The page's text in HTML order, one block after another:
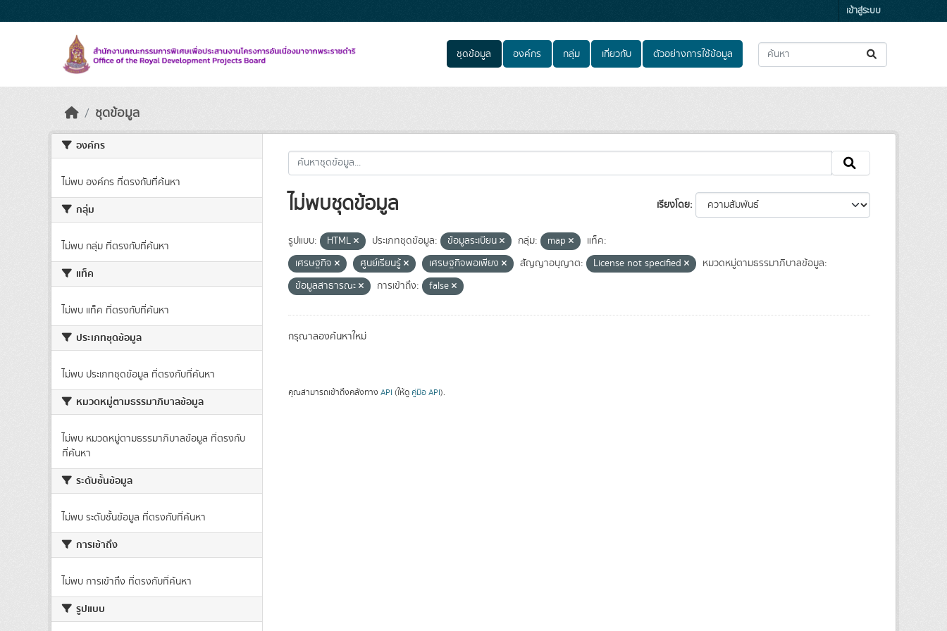
เข้าสู่ระบบ
ชุดข้อมูล องค์กร กลุ่ม เกี่ยวกับ ตัวอย่างการใช้ข้อมูล
ชุดข้อมูล
องค์กร
ไม่พบ องค์กร ที่ตรงกับที่ค้นหา
กลุ่ม
ไม่พบ กลุ่ม ที่ตรงกับที่ค้นหา
แท็ค
ไม่พบ แท็ค ที่ตรงกับที่ค้นหา
ประเภทชุดข้อมูล
ไม่พบ ประเภทชุดข้อมูล ที่ตรงกับที่ค้นหา
หมวดหมู่ตามธรรมาภิบาลข้อมูล
ไม่พบ หมวดหมู่ตามธรรมาภิบาลข้อมูล ที่ตรงกับ
ที่ค้นหา
ระดับชั้นข้อมูล
ไม่พบ ระดับชั้นข้อมูล ที่ตรงกับที่ค้นหา
การเข้าถึง
ไม่พบ การเข้าถึง ที่ตรงกับที่ค้นหา
รูปแบบ
เรียงโดย
ไม่พบชุดข้อมูล
รูปแบบ: HTML ประเภทชุดข้อมูล: ข้อมูลระเบียน กลุ่ม: map
แท็ค:
เศรษฐกิจ
ศูนย์เรียนรู้ เศรษฐกิจพอเพียง สัญญาอนุญาต: License not specified
หมวดหมู่ตามธรรมาภิบาลข้อมูล:
ข้อมูลสาธารณะ
การเข้าถึง: false
กรุณาลองค้นหาใหม่
คุณสามารถเข้าถึงคลังทาง API (ให้ดู คู่มือ API).